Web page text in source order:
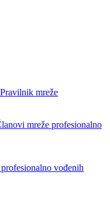
Pravilnik mreže
mreže profesionalno
vođenih